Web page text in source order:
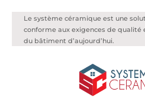
Le système céramique est une
conforme aux exigences de qualité
du bâtiment d’aujourd’hui.